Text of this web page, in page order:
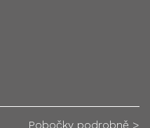
Pobočky podrobně >